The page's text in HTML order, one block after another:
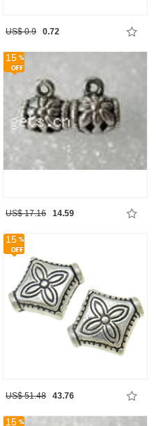
US$ 0.9 0.72
15
US$ 17.16 14.59
15
US$ 51.48 43.76
15